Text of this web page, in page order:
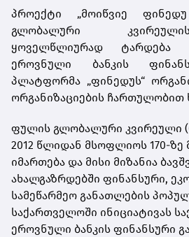
პროექტი „მოიწვიე ფინედუ
გლობალური
ყოველწლიურად
ტარდება
ეროვნული
ბანკის
პლატფორმა „ფინედუს“
ორგანიზაციების ჩართულობით
ფულის გლობალური კვირეული (
2012 წლიდან მსოფლიოს 170-ზე
იმართება და მისი მიზანია
ახალგაზრდებში ფინანსური,
სამეწარმეო განათლების
საქართველოში ინიციატივას
ეროვნული ბანკის ფინანსური